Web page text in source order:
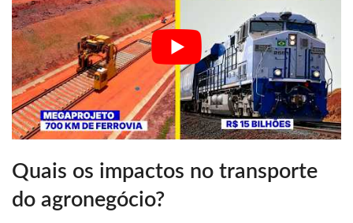
Quais os impactos no transporte
do agronegócio?